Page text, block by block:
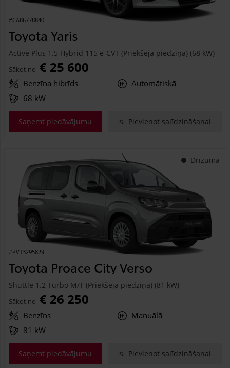
#CA86778840
Toyota Yaris
Active Plus 1.5 Hybrid 115 e-CVT (Priekšējā piedziņa) (68 kW)
Sākot no € 25 600
Benzīna hibrīds
Automātiskā
68 kW
Saņemt piedāvājumu Pievienot salīdzināšanai
Drīzumā
#PVT3295829
Toyota Proace City Verso
Shuttle 1.2 Turbo M/T (Priekšējā piedziņa) (81 kW)
Sākot no € 26 250
Benzīns
Manuālā
81 kW
Saņemt piedāvājumu Pievienot salīdzināšanai